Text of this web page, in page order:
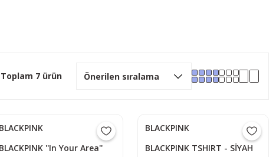
Toplam 7 ürün
BLACKPINK
BLACKPINK ''In Your Area''
BLACKPINK
BLACKPINK TSHIRT - SİYAH